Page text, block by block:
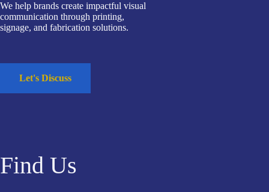
We help brands create impactful visual
communication through printing,
signage, and fabrication solutions.
Let's Discuss
Find Us